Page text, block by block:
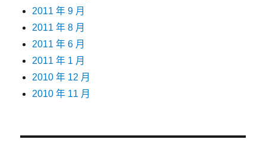
2011 年 9 月
2011 年 8 月
2011 年 6 月
2011 年 1 月
2010 年 12 月
2010 年 11 月